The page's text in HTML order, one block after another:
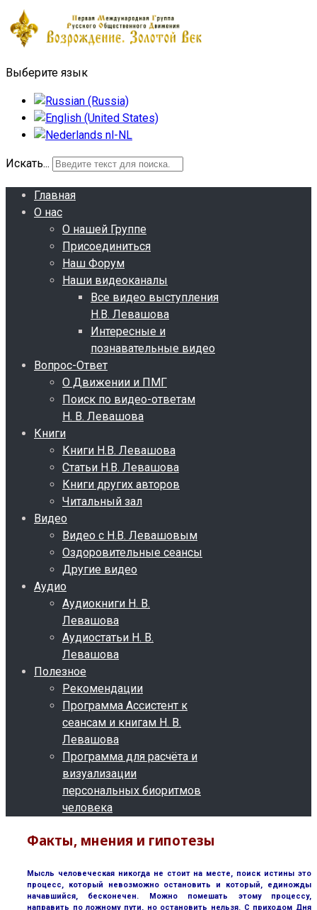
Выберите язык
Искать...
Главная
О нас
О нашей Группе
Присоединиться
Наш Форум
Наши видеоканалы
Все видео выступления
Н.В. Левашова
Интересные и
познавательные видео
Вопрос-Ответ
О Движении и ПМГ
Поиск по видео-ответам
Н. В. Левашова
Книги
Книги Н.В. Левашова
Статьи Н.В. Левашова
Книги других авторов
Читальный зал
Видео
Видео с Н.В. Левашовым
Оздоровительные сеансы
Другие видео
Аудио
Аудиокниги Н. В.
Левашова
Аудиостатьи Н. В.
Левашова
Полезное
Рекомендации
Программа Ассистент к
сеансам и книгам Н. В.
Левашова
Программа для расчёта и
визуализации
персональных биоритмов
человека
Факты, мнения и гипотезы
Мысль человеческая никогда не стоит на месте, поиск истины это
процесс, который невозможно остановить и который, единожды
начавшийся, бесконечен. Можно помешать этому процессу,
направить по ложному пути, но остановить нельзя. С приходом Дня